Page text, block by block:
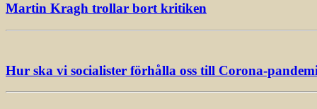
Martin Kragh trollar bort kritiken
Hur ska vi socialister förhålla oss till Corona-